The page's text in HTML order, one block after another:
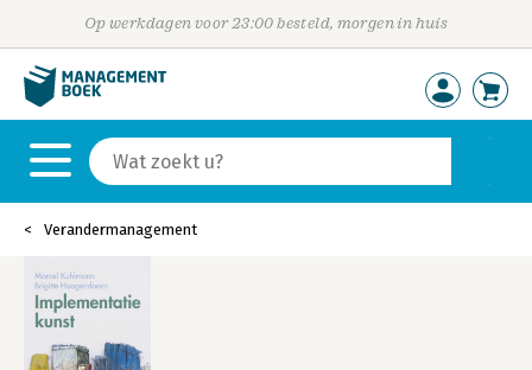
Op werkdagen voor 23:00 besteld, morgen in huis
Verandermanagement